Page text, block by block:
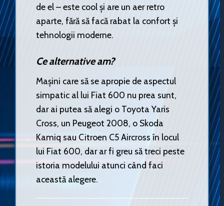
de el – este cool și are un aer retro
aparte, fără să facă rabat la confort și
tehnologii moderne.
Ce alternative am?
Mașini care să se apropie de aspectul
simpatic al lui Fiat 600 nu prea sunt,
dar ai putea să alegi o Toyota Yaris
Cross, un Peugeot 2008, o Skoda
Kamiq sau Citroen C5 Aircross în locul
lui Fiat 600, dar ar fi greu să treci peste
istoria modelului atunci când faci
această alegere.